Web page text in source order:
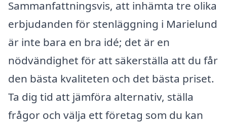
Sammanfattningsvis, att inhämta tre olika
erbjudanden för stenläggning i Marielund
är inte bara en bra idé; det är en
nödvändighet för att säkerställa att du får
den bästa kvaliteten och det bästa priset.
Ta dig tid att jämföra alternativ, ställa
frågor och välja ett företag som du kan